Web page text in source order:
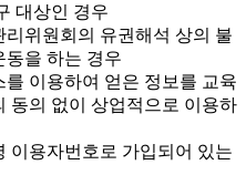
대상인 경우
리위원회의 유권해석 상의 불
동을 하는 경우
를 이용하여 얻은 정보를 교육
동의 없이 상업적으로 이용하
이용자번호로 가입되어 있는